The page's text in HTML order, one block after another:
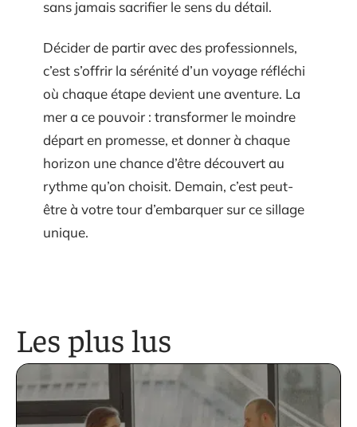
sans jamais sacrifier le sens du détail.
Décider de partir avec des professionnels,
c’est s’offrir la sérénité d’un voyage réfléchi
où chaque étape devient une aventure. La
mer a ce pouvoir : transformer le moindre
départ en promesse, et donner à chaque
horizon une chance d’être découvert au
rythme qu’on choisit. Demain, c’est peut-
être à votre tour d’embarquer sur ce sillage
unique.
Les plus lus